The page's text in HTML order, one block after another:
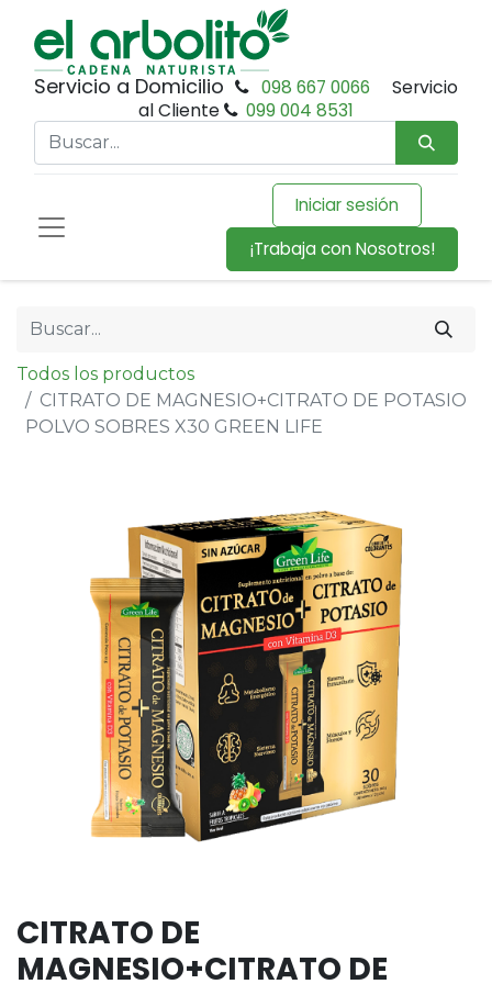
Servicio a Domicilio 098 667 0066
Servicio
al Cliente
099 004 8531
Iniciar sesión
¡Trabaja con Nosotros!
Todos los productos
CITRATO DE MAGNESIO+CITRATO DE POTASIO
POLVO SOBRES X30 GREEN LIFE
CITRATO DE
MAGNESIO+CITRATO DE